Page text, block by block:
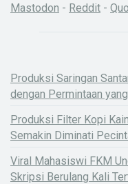
Mastodon - Reddit -
Produksi Saringan
dengan Permintaan
Produksi Filter Kopi
Semakin Diminati
Viral Mahasiswi FKM
Skripsi Berulang Kali